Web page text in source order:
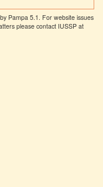
Pampa 5.1. For website issues
please contact IUSSP at